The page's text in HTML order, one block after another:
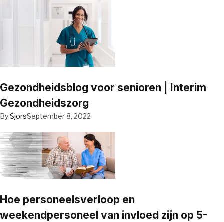
Gezondheidsblog voor senioren | Interim
Gezondheidszorg
BySjorsSeptember 8, 2022
Hoe personeelsverloop en
weekendpersoneel van invloed zijn op 5-